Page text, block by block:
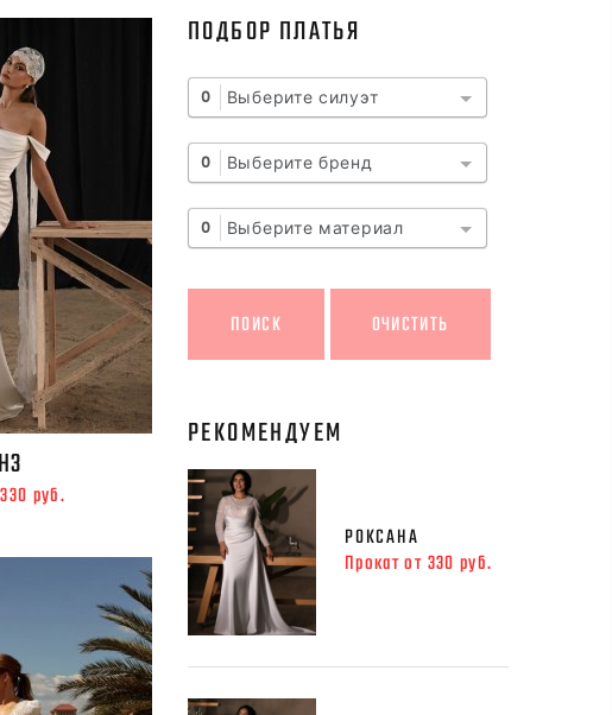
руб.
ПОДБОР ПЛАТЬЯ
0 Выберите силуэт
0 Выберите бренд
0 Выберите материал
РЕКОМЕНДУЕМ
РОКСАНА
Прокат от 330 руб.